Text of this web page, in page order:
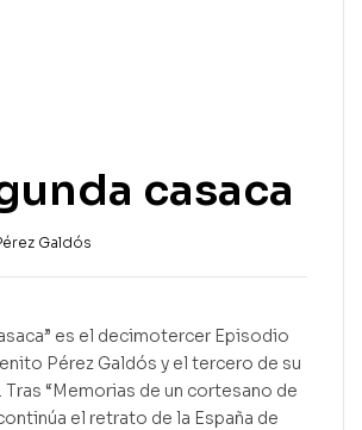
casaca
Galdós
es el decimotercer Episodio
Pérez Galdós y el tercero de su
Tras “Memorias de un cortesano de
el retrato de la España de